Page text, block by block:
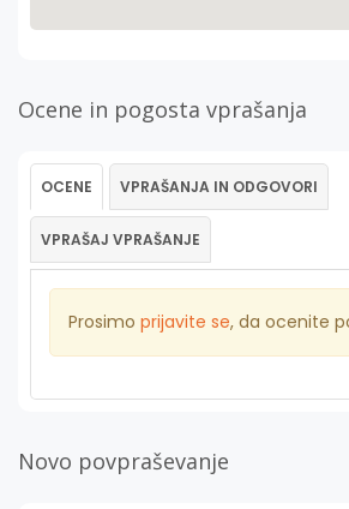
Ocene in pogosta vprašanja
OCENE VPRAŠANJA IN ODGOVORI
VPRAŠAJ VPRAŠANJE
Prosimo prijavite se, da ocenite
Novo povpraševanje